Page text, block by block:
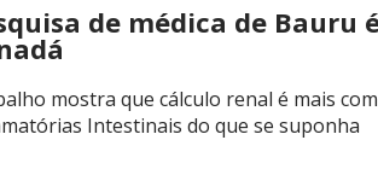
de médica de Bauru
mostra que cálculo renal é mais
Intestinais do que se suponha